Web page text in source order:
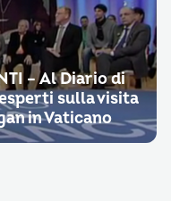
– Al Diario di
sulla visita
in Vaticano